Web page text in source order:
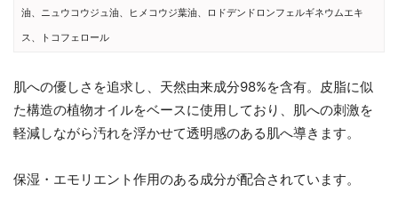
油、ニュウコウジュ油、ヒメコウジ葉油、ロドデンドロンフェルギネウムエキ
ス、トコフェロール
肌への優しさを追求し、天然由来成分98%を含有。皮脂に似
た構造の植物オイルをベースに使用しており、肌への刺激を
軽減しながら汚れを浮かせて透明感のある肌へ導きます。
保湿・エモリエント作用のある成分が配合されています。